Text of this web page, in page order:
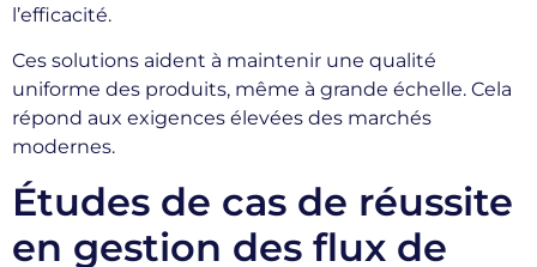
l’efficacité.
Ces solutions aident à maintenir une qualité
uniforme des produits, même à grande échelle. Cela
répond aux exigences élevées des marchés
modernes.
Études de cas de réussite
en gestion des flux de